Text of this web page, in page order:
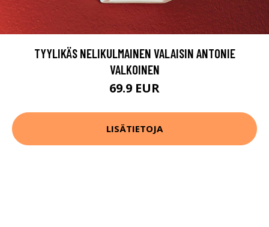
TYYLIKÄS NELIKULMAINEN VALAISIN ANTONIE
VALKOINEN
69.9 EUR
LISÄTIETOJA